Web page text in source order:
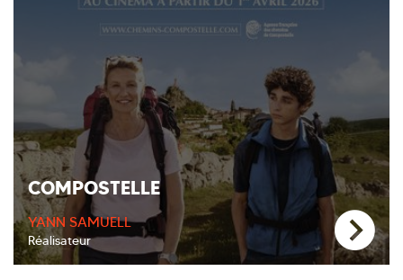
COMPOSTELLE
YANN SAMUELL
Réalisateur